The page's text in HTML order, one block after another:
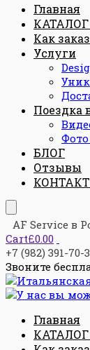
Главная
Как
Услуги
Поездка
БЛОГ
Отзывы
AF Service в
Cart£0.00
+7 (982) 391-70-
Звоните
Главная